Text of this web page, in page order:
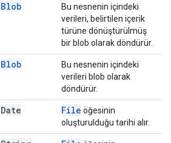
Blob
Bu nesnenin içindeki
verileri, belirtilen içerik
türüne dönüştürülmüş
bir blob olarak döndürür.
Blob
Bu nesnenin içindeki
verileri blob olarak
döndürür.
Date File öğesinin
oluşturulduğu tarihi alır.